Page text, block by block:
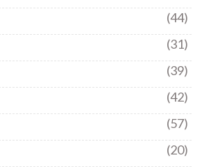
(44)
(31)
(39)
(42)
(57)
(20)